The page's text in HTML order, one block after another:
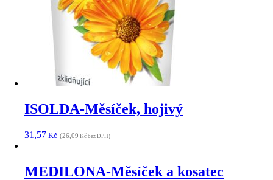
ISOLDA-Měsíček, hojivý
31,57 Kč (26,09 Kč bez DPH)
MEDILONA-Měsíček a kosatec